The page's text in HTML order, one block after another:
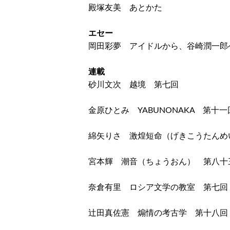
殿塚友美 あとかた
エセー
岡田彩夢 アイドルから、谷崎潤一郎
連載
砂川文次 越境 第七回
金原ひとみ YABUNONAKA 第十一
綿矢りさ 激煌短命（げきこうたん
宮本輝 潮音（ちょうおん） 第八十
奈倉有里 ロシア文学の教室 第七回
辻田真佐憲 煽情の考古学 第十八回